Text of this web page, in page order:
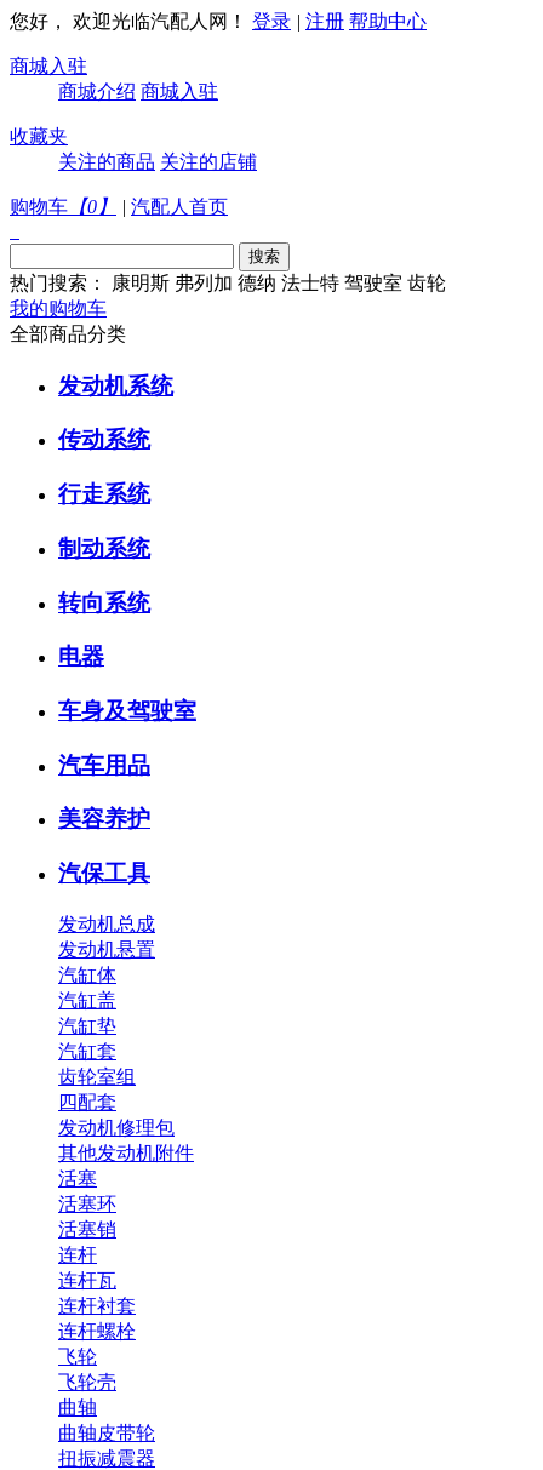
您好， 欢迎光临汽配人网！ 登录 | 注册 帮助中心
商城入驻
商城介绍 商城入驻
收藏夹
关注的商品 关注的店铺
购物车 【0 】 | 汽配人首页
热门搜索： 康明斯 弗列加 德纳 法士特 驾驶室 齿轮
我的购物车
全部商品分类
发动机系统
传动系统
行走系统
制动系统
转向系统
电器
车身及驾驶室
汽车用品
美容养护
汽保工具
发动机总成
发动机悬置
汽缸体
汽缸盖
汽缸垫
汽缸套
齿轮室组
四配套
发动机修理包
其他发动机附件
活塞
活塞环
活塞销
连杆
连杆瓦
连杆衬套
连杆螺栓
飞轮
飞轮壳
曲轴
曲轴皮带轮
扭振减震器